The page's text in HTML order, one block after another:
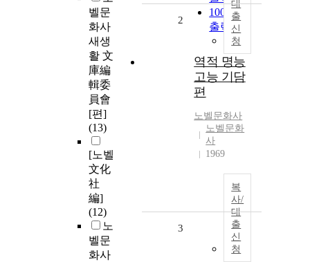
벨문
화사
새생
활 文
庫編
輯委
員會
[편]
(13)
[노벨
文化
社
編]
(12)
노
벨문
화사
100개씩
출력
대
출
신
청
2
역적 명능
고능 기담
편
노벨문화사
노벨문화
사
1969
복
사/
대
출
신
청
3